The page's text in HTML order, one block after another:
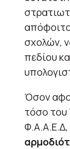
σχολών,
πεδίου
Όσον
τόσο του
Φ.Α.Α.Ε.Δ,